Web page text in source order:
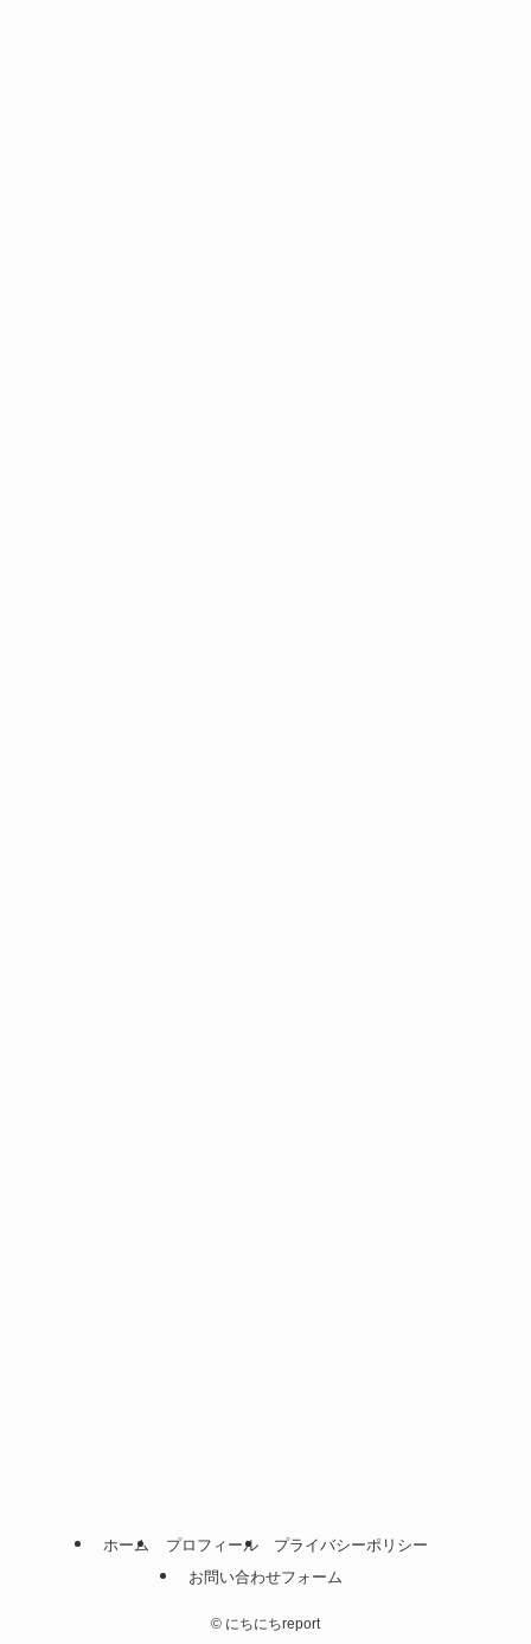
ホーム プロフィール
プライバシーポリシー
お問い合わせフォーム
© にちにちreport